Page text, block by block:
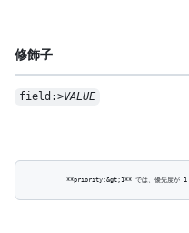
修飾子
field:>VALUE